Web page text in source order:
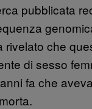
pubblicata
rivelato che
di sesso
fa che